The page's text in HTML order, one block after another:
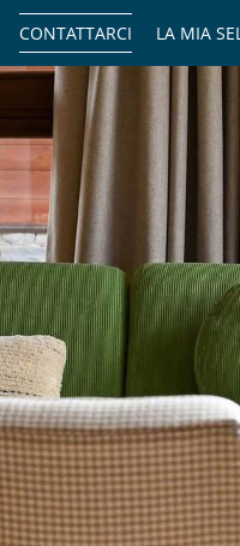
LA MIA
CONTATTARCI